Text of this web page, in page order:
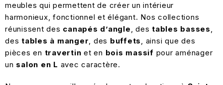
meubles qui permettent de créer un intérieur
harmonieux, fonctionnel et élégant. Nos collections
réunissent des canapés d’angle, des tables basses,
des tables à manger, des buffets, ainsi que des
pièces en travertin et en bois massif pour aménager
un salon en L avec caractère.